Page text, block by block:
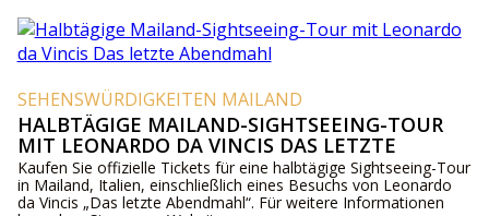
SEHENSWÜRDIGKEITEN MAILAND
HALBTÄGIGE MAILAND-SIGHTSEEING-TOUR
MIT LEONARDO DA VINCIS DAS LETZTE
ABENDMAHL
Kaufen Sie offizielle Tickets für eine halbtägige Sightseeing-Tour
in Mailand, Italien, einschließlich eines Besuchs von Leonardo
da Vincis „Das letzte Abendmahl“. Für weitere Informationen